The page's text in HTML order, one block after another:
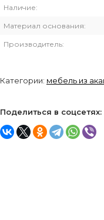
Наличие:
Материал основания:
Производитель:
Категории: мебель из
Поделиться в соцсетях: